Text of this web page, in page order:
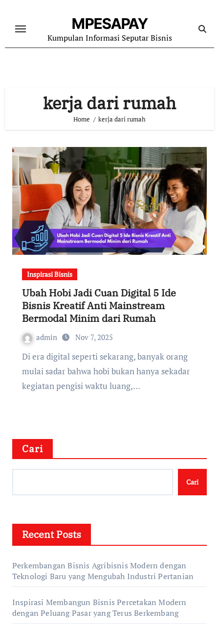
content
MPESAPAY
Kumpulan Informasi Seputar Bisnis
kerja dari rumah
Home kerja dari rumah
Inspirasi Bisnis
Ubah Hobi Jadi Cuan Digital 5 Ide
Bisnis Kreatif Anti Mainstream
Bermodal Minim dari Rumah
admin Nov 7, 2025
Di era digital seperti sekarang, banyak orang
mulai sadar bahwa hobi bukan hanya sekadar
kegiatan pengisi waktu luang,…
Cari
Cari
Recent Posts
Perkembangan Bisnis Agribisnis Modern dengan
Teknologi Baru yang Mengubah Industri Pertanian
Inspirasi Membangun Bisnis Percetakan Modern
dengan Peluang Pasar yang Terus Berkembang